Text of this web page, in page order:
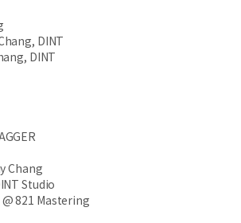
DINT
DINT
Chang
Studio
@ 821 Mastering